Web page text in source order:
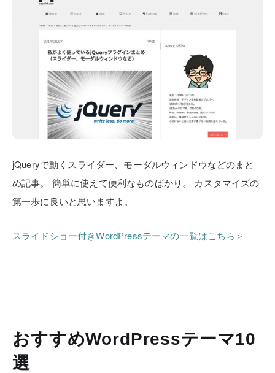
jQueryで動くスライダー、モーダルウィンドウなどのまと
め記事。
簡単に使えて便利なものばかり。
カスタマイズの
第一歩に良いと思いますよ。
スライドショー付きWordPressテーマの一覧はこちら＞
おすすめWordPressテーマ10
選